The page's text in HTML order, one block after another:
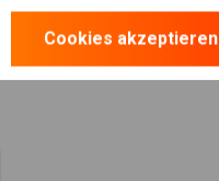
Cookies akzeptieren